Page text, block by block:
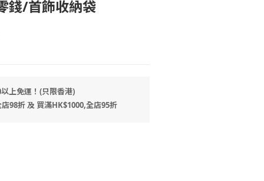
錢/首飾收納袋
上免運！(只限香港)
98折 及 買滿HK$1000,全店95折